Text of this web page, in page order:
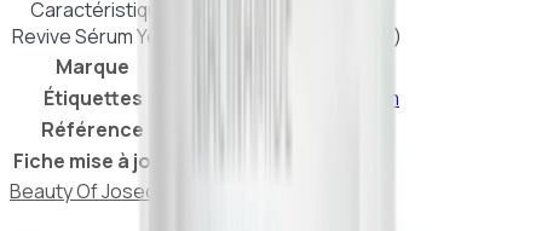
Caractéristiques de
Revive Sérum Yeux Ginseng + Retinal (30 ml)
Marque
Étiquettes
Sérum
Référence
Fiche mise à jour
Beauty Of Joseon